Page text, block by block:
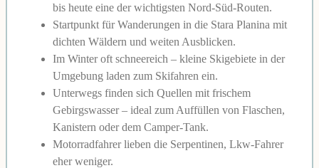
bis heute eine der wichtigsten Nord-Süd-Routen.
Startpunkt für Wanderungen in die Stara Planina mit
dichten Wäldern und weiten Ausblicken.
Im Winter oft schneereich – kleine Skigebiete in der
Umgebung laden zum Skifahren ein.
Unterwegs finden sich Quellen mit frischem
Gebirgswasser – ideal zum Auffüllen von Flaschen,
Kanistern oder dem Camper-Tank.
Motorradfahrer lieben die Serpentinen, Lkw-Fahrer
eher weniger.